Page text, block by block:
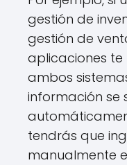
gestión de
gestión de
aplicaciones
ambos
información se
tendrás que
manualmente